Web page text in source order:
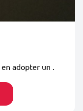
adopter un .